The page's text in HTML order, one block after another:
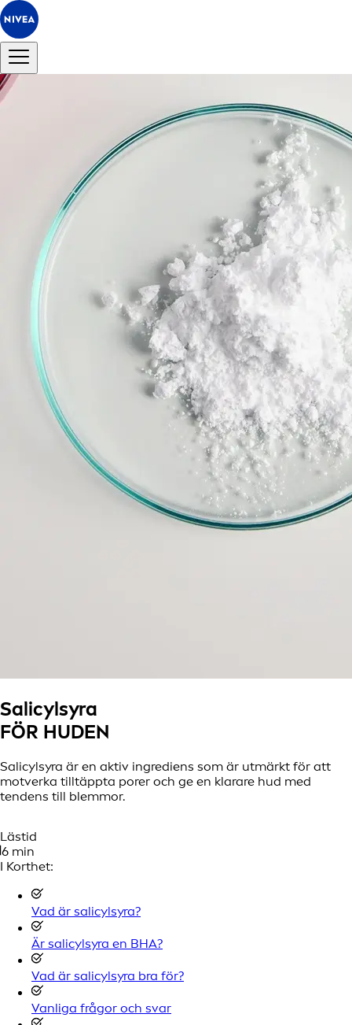
Salicylsyra
FÖR HUDEN
Salicylsyra är en aktiv ingrediens som är utmärkt för att
motverka tilltäppta porer och ge en klarare hud med
tendens till blemmor.
Lästid
6 min
I Korthet:
Vad är salicylsyra?
Är salicylsyra en BHA?
Vad är salicylsyra bra för?
Vanliga frågor och svar